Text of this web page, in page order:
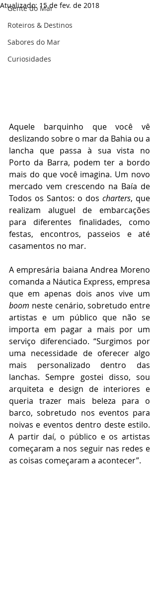
Gente do Mar
Roteiros & Destinos
Sabores do Mar
Curiosidades
Atualizado: 15 de fev. de 2018
Aquele barquinho que você vê
deslizando sobre o mar da Bahia ou a
lancha que passa à sua vista no
Porto da Barra, podem ter a bordo
mais do que você imagina. Um novo
mercado vem crescendo na Baía de
Todos os Santos: o dos charters, que
realizam aluguel de embarcações
para diferentes finalidades, como
festas, encontros, passeios e até
casamentos no mar.
A empresária baiana Andrea Moreno
comanda a Náutica Express, empresa
boom neste cenário, sobretudo entre
artistas e um público que não se
importa em pagar a mais por um
serviço diferenciado. “Surgimos por
uma necessidade de oferecer algo
mais personalizado dentro das
lanchas. Sempre gostei disso, sou
arquiteta e design de interiores e
queria trazer mais beleza para o
barco, sobretudo nos eventos para
noivas e eventos dentro deste estilo.
A partir daí, o público e os artistas
começaram a nos seguir nas redes e
as coisas começaram a acontecer”.